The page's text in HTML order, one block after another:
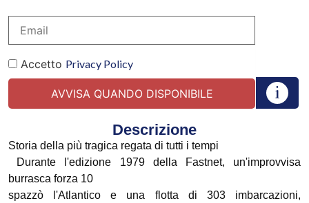
Accetto Privacy Policy
Descrizione
Storia della più tragica regata di tutti i tempi
Durante l'edizione 1979 della Fastnet, un'improvvisa
burrasca forza 10
spazzò l'Atlantico e una flotta di 303 imbarcazioni,